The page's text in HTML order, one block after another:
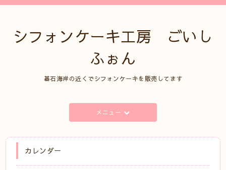
シフォンケーキ工房 ごいし
ふぉん
碁石海岸の近くでシフォンケーキを販売してます
メニュー
カレンダー